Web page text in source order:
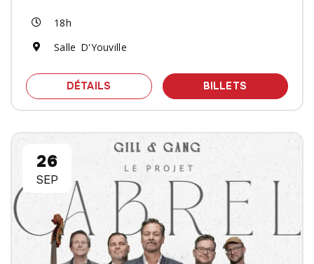
18h
Salle D'Youville
DÉTAILS SPECTACLE DAVID HODOS - OUSIA
BILLETS DES
26
SEP